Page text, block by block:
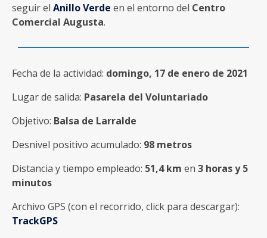
seguir el Anillo Verde en el entorno del Centro
Comercial Augusta.
Fecha de la actividad: domingo, 17 de enero de 2021
Lugar de salida: Pasarela del Voluntariado
Objetivo: Balsa de Larralde
Desnivel positivo acumulado: 98 metros
Distancia y tiempo empleado: 51,4 km en 3 horas y 5
minutos
Archivo GPS (con el recorrido, click para descargar):
TrackGPS